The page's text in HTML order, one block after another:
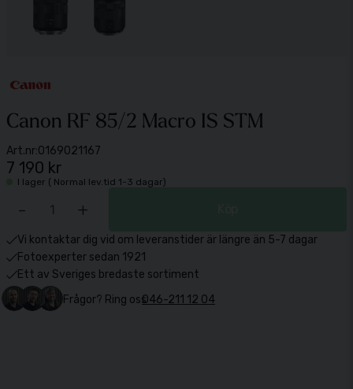
Canon RF 85/2 Macro IS STM
Art.nr:0169021167
7 190 kr
I lager ( Normal lev.tid 1-3 dagar)
- +
Vi kontaktar dig vid om leveranstider är längre än 5-7 dagar
Fotoexperter sedan 1921
Ett av Sveriges bredaste sortiment
Frågor? Ring oss046-211 12 04